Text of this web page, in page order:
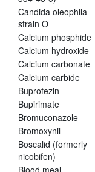
Candida oleophila
strain O
Calcium phosphide
Calcium hydroxide
Calcium carbonate
Calcium carbide
Buprofezin
Bupirimate
Bromuconazole
Bromoxynil
Boscalid (formerly
nicobifen)